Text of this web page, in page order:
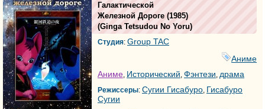
Галактической
Железной Дороге (1985)
(Ginga Tetsudou No Yoru)
Студия: Group TAC
Аниме
Аниме, Исторический, Фэнтези, драма
Режиссеры: Сугии Гисабуро, Гисабуро
Сугии